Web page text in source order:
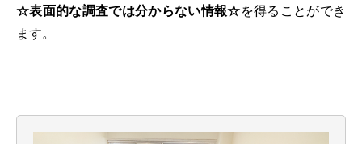
☆表面的な調査では分からない情報☆を得ることができ
ます。